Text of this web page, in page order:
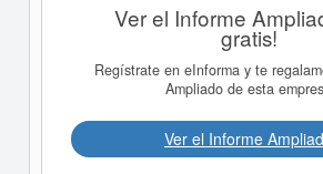
Ver el Informe
gratis!
Regístrate en eInforma y te
Ampliado de esta
Ver el Informe